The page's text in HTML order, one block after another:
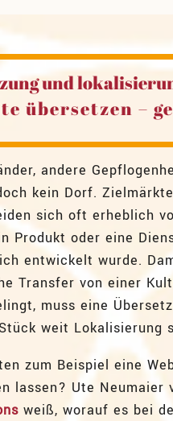
und
übersetzen –
andere
kein Dorf. Zielmärkte
sich oft erheblich
Produkt oder eine
entwickelt wurde.
Transfer von einer
muss eine
weit Lokalisierung
zum Beispiel eine
lassen? Ute Neumaier
weiß, worauf es bei